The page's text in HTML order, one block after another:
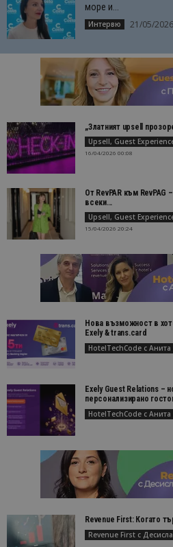
море и...
Интервю 21/05/
„Златният upsell
Upsell, Guest
16/04/2026 00:08
От RevPAR към RevPAG
всеки...
Upsell, Guest
15/04/2026 20:24
Нова възможност в
Exely & trans.card
HotelTechCode с
Exely Guest Relations –
персонализирано
HotelTechCode с
Revenue First: Когато
Revenue First с